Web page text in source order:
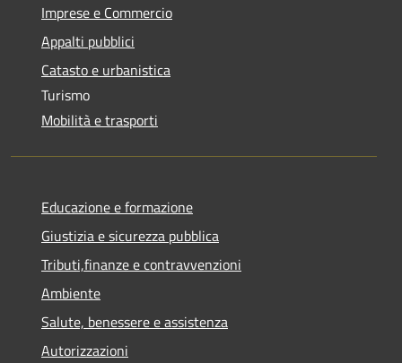
Imprese e Commercio
Appalti pubblici
Catasto e urbanistica
Turismo
Mobilità e trasporti
Educazione e formazione
Giustizia e sicurezza pubblica
Tributi,finanze e contravvenzioni
Ambiente
Salute, benessere e assistenza
Autorizzazioni